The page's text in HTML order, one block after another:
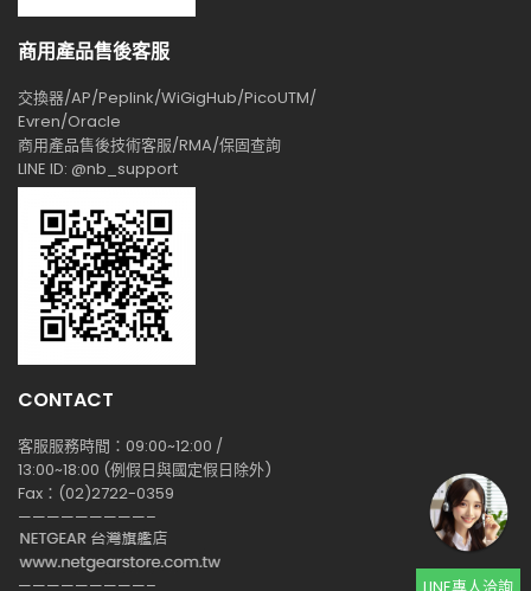
商用產品售後客服
交換器/AP/Peplink/WiGigHub/PicoUTM/
Evren/Oracle
商用產品售後技術客服/RMA/保固查詢
LINE ID: @nb_support
CONTACT
客服服務時間：09:00~12:00 /
13:00~18:00 (例假日與國定假日除外)
Fax：(02)2722-0359
—————————–
—————————– LINE專人洽詢